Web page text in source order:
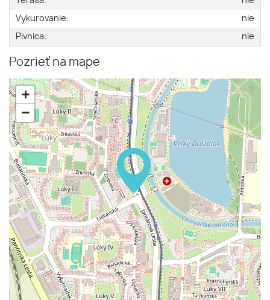
Vykurovanie:
nie
Pivnica:
nie
Pozrieť na mape
+
−